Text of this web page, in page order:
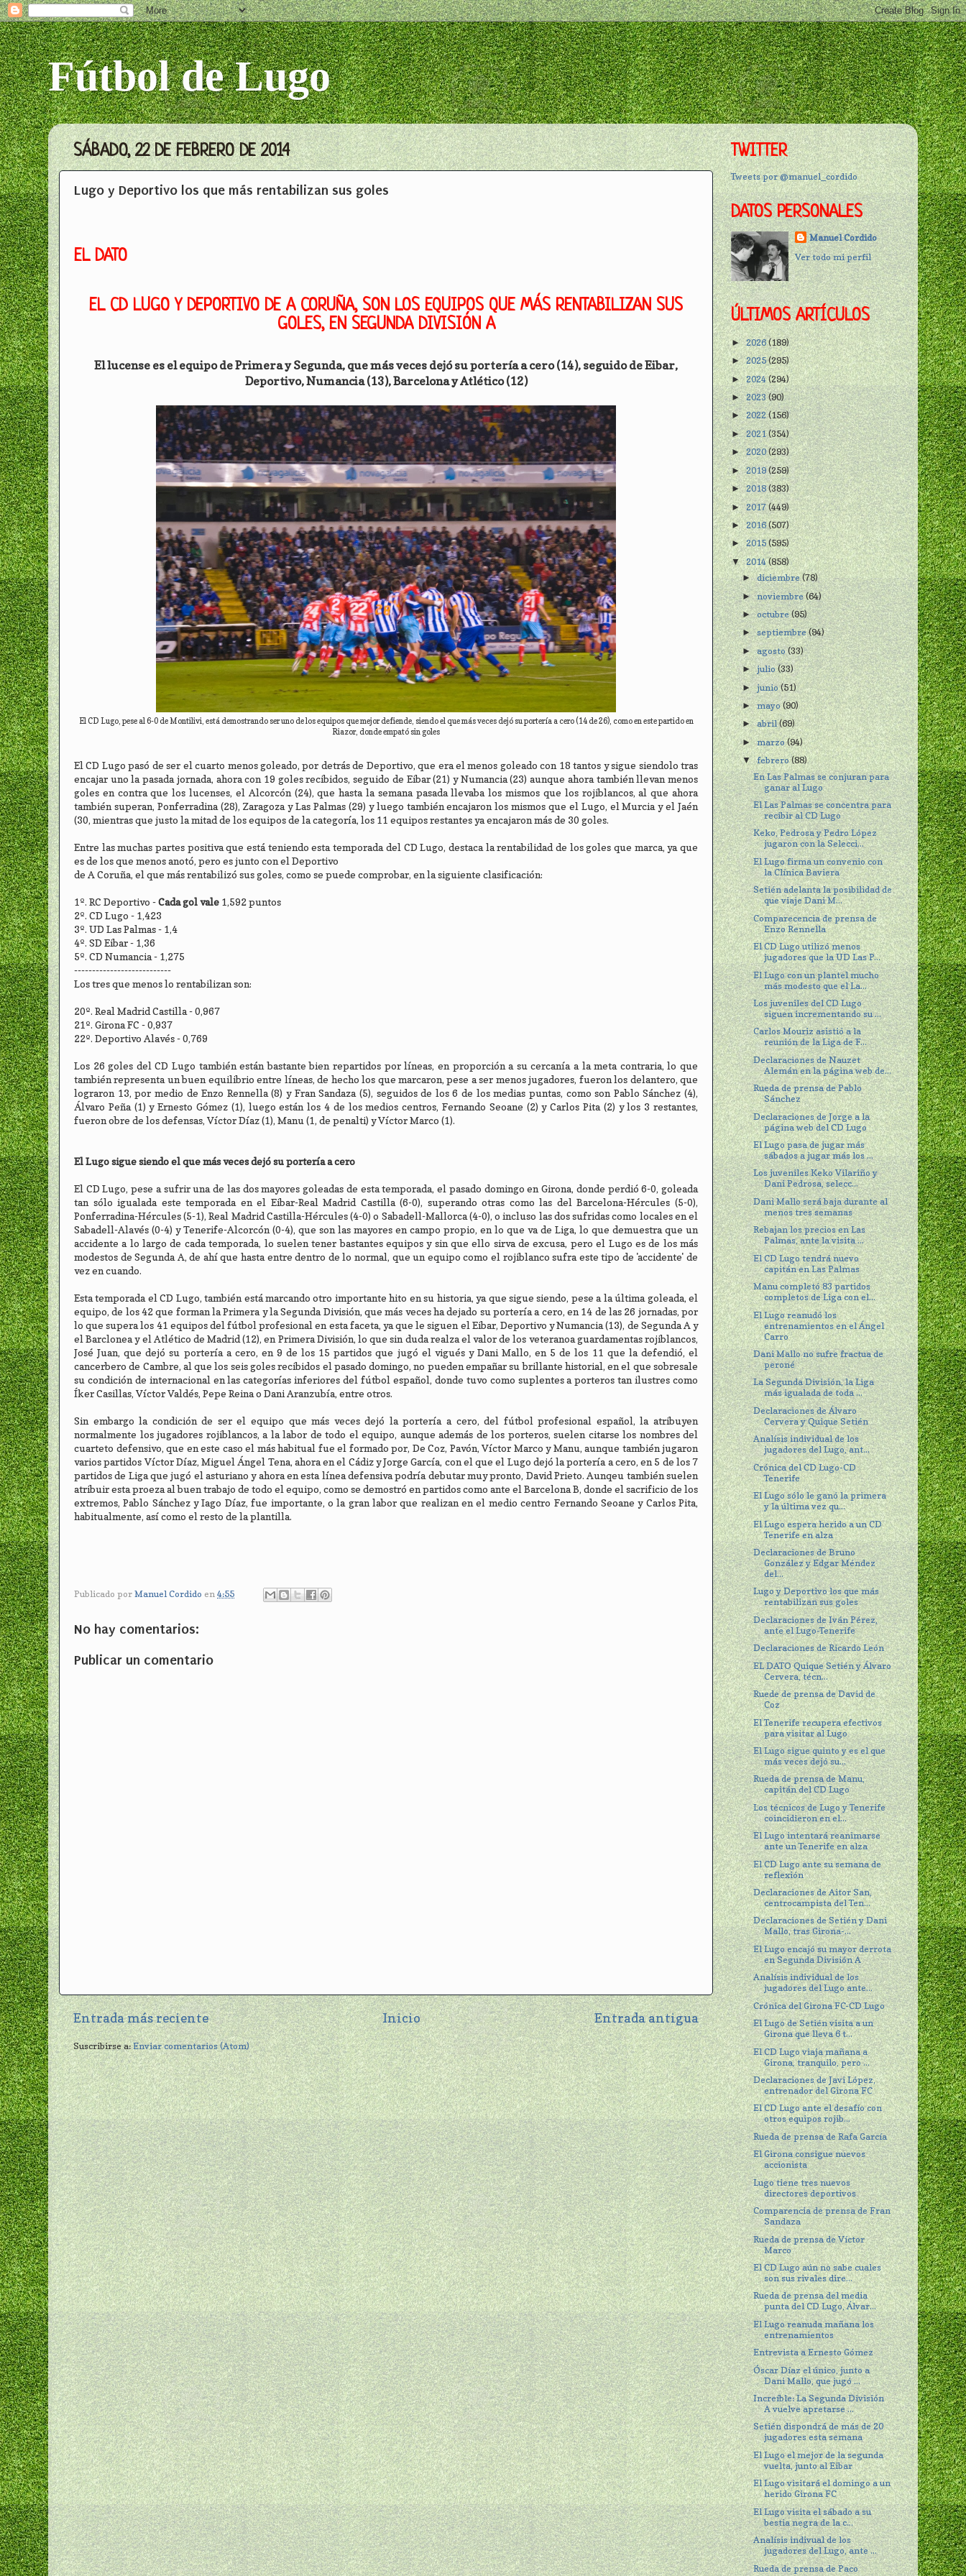
Fútbol de Lugo
SÁBADO, 22 DE FEBRERO DE 2014
Lugo y Deportivo los que más rentabilizan sus goles
EL DATO
EL CD LUGO Y DEPORTIVO DE A CORUÑA, SON LOS EQUIPOS QUE MÁS RENTABILIZAN SUS
GOLES, EN SEGUNDA DIVISIÓN A
El lucense es el equipo de Primera y Segunda, que más veces dejó su portería a cero (14), seguido de Eibar,
Deportivo, Numancia (13), Barcelona y Atlético (12)
El CD Lugo, pese al 6-0 de Montilivi, está demostrando ser uno de los equipos que mejor defiende, siendo el que más veces dejó su portería a cero (14 de 26), como en este partido en
Riazor, donde empató sin goles
El CD Lugo pasó de ser el cuarto menos goleado, por detrás de Deportivo, que era el menos goleado con 18 tantos y sigue siendolo tras
encajar uno la pasada jornada, ahora con 19 goles recibidos, seguido de Eibar (21) y Numancia (23) aunque ahora también llevan menos
goles en contra que los lucenses, el Alcorcón (24), que hasta la semana pasada llevaba los mismos que los rojiblancos, al que ahora
también superan, Ponferradina (28), Zaragoza y Las Palmas (29) y luego también encajaron los mismos que el Lugo, el Murcia y el Jaén
(30, mientras que justo la mitad de los equipos de la categoría, los 11 equipos restantes ya encajaron más de 30 goles.
Entre las muchas partes positiva que está teniendo esta temporada del CD Lugo, destaca la rentabilidad de los goles que marca, ya que
es de los que menos anotó, pero es junto con el Deportivo
de A Coruña, el que más rentabilizó sus goles, como se puede comprobar, en la siguiente clasificación:
1º. RC Deportivo -Cada gol vale 1,592 puntos
2º. CD Lugo - 1,423
3º. UD Las Palmas - 1,4
4º. SD Eibar - 1,36
5º. CD Numancia - 1,275
---------------------------
Los tres que menos lo rentabilizan son:
20º. Real Madrid Castilla - 0,967
21º. Girona FC - 0,937
22º. Deportivo Alavés - 0,769
Los 26 goles del CD Lugo también están bastante bien repartidos por líneas, en proporción a su cercanía a la meta contraria, lo que
también representa un buen equilibrio entre líneas, de hecho los que marcaron, pese a ser menos jugadores, fueron los delantero, que
lograron 13, por medio de Enzo Rennella (8) y Fran Sandaza (5), seguidos de los 6 de los medias puntas, como son Pablo Sánchez (4),
Álvaro Peña (1) y Ernesto Gómez (1), luego están los 4 de los medios centros, Fernando Seoane (2) y Carlos Pita (2) y los 3 restantes,
fueron obre de los defensas, Víctor Díaz (1), Manu (1, de penalti) y Víctor Marco (1).
El Lugo sigue siendo el que más veces dejó su portería a cero
El CD Lugo, pese a sufrir una de las dos mayores goleadas de esta temporada, el pasado domingo en Girona, donde perdió 6-0, goleada
tan sólo igualada este temporada en el Eibar-Real Madrid Castilla (6-0), superando otras como las del Barcelona-Hércules (5-0),
Ponferradina-Hércules (5-1), Real Madrid Castilla-Hércules (4-0) o Sabadell-Mallorca (4-0), o incluso las dos sufridas como locales en el
Sabadell-Alavés (0-4) y Tenerife-Alcorcón (0-4), que son las mayores en campo propio, en lo que va de Liga, lo que demuestra que un
accidente a lo largo de cada temporada, lo suelen tener bastantes equipos y sin que ello sirva de excusa, pero el Lugo es de los más
modestos de Segunda A, de ahí que hasta entre dentro de lo normal, que un equipo como el rojiblanco sufra este tipo de 'accidente' de
vez en cuando.
Esta temporada el CD Lugo, también está marcando otro importante hito en su historia, ya que sigue siendo, pese a la última goleada, el
equipo, de los 42 que forman la Primera y la Segunda División, que más veces ha dejado su portería a cero, en 14 de las 26 jornadas, por
lo que supera los 41 equipos del fútbol profesional en esta faceta, ya que le siguen el Eibar, Deportivo y Numancia (13), de Segunda A y
el Barclonea y el Atlético de Madrid (12), en Primera División, lo que sin duda realza el valor de los veteranoa guardamentas rojiblancos,
José Juan, que dejó su portería a cero, en 9 de los 15 partidos que jugó el vigués y Dani Mallo, en 5 de los 11 que la defendió, el
cancerbero de Cambre, al que los seis goles recibidos el pasado domingo, no pueden empañar su brillante historial, en el que sobresale
su condición de internacional en las categorías inferiores del fútbol español, donde tuvo como suplentes a porteros tan ilustres como
Íker Casillas, Víctor Valdés, Pepe Reina o Dani Aranzubía, entre otros.
Sin embargo la condición de ser el equipo que más veces dejó la portería a cero, del fútbol profesional español, la atribuyen
normalmente los jugadores rojiblancos, a la labor de todo el equipo, aunque además de los porteros, suelen citarse los nombres del
cuarteto defensivo, que en este caso el más habitual fue el formado por, De Coz, Pavón, Víctor Marco y Manu, aunque también jugaron
varios partidos Víctor Díaz, Miguel Ángel Tena, ahora en el Cádiz y Jorge García, con el que el Lugo dejó la portería a cero, en 5 de los 7
partidos de Liga que jugó el asturiano y ahora en esta línea defensiva podría debutar muy pronto, David Prieto. Aunqeu también suelen
atribuir esta proeza al buen trabajo de todo el equipo, como se demostró en partidos como ante el Barcelona B, donde el sacrificio de los
extremos, Pablo Sánchez y Iago Díaz, fue importante, o la gran labor que realizan en el medio centro Fernando Seoane y Carlos Pita,
habitualmente, así como el resto de la plantilla.
Publicado por Manuel Cordido en 4:55
No hay comentarios:
Publicar un comentario
Entrada más reciente Entrada antigua
Inicio
Suscribirse a:Enviar comentarios (Atom)
TWITTER
Tweets por @manuel_cordido
DATOS PERSONALES
Manuel Cordido
Ver todo mi perfil
ÚLTIMOS ARTÍCULOS
►2026(189)
►2025(295)
►2024(294)
►2023(90)
►2022(156)
►2021(354)
►2020(293)
►2019(259)
►2018(383)
►2017(449)
►2016(507)
►2015(595)
▼2014(858)
►diciembre(78)
►noviembre(64)
►octubre(95)
►septiembre(94)
►agosto(33)
►julio(33)
►junio(51)
►mayo(90)
►abril(69)
►marzo(94)
▼febrero(88)
En Las Palmas se conjuran para
ganar al Lugo
El Las Palmas se concentra para
recibir al CD Lugo
Keko, Pedrosa y Pedro López
jugaron con la Selecci...
El Lugo firma un convenio con
la Clínica Baviera
Setién adelanta la posibilidad de
que viaje Dani M...
Comparecencia de prensa de
Enzo Rennella
El CD Lugo utilizó menos
jugadores que la UD Las P...
El Lugo con un plantel mucho
más modesto que el La...
Los juveniles del CD Lugo
siguen incrementando su ...
Carlos Mouriz asistió a la
reunión de la Liga de F...
Declaraciones de Nauzet
Alemán en la página web de...
Rueda de prensa de Pablo
Sánchez
Declaraciones de Jorge a la
página web del CD Lugo
El Lugo pasa de jugar más
sábados a jugar más los ...
Los juveniles Keko Vilariño y
Dani Pedrosa, selecc...
Dani Mallo será baja durante al
menos tres semanas
Rebajan los precios en Las
Palmas, ante la visita ...
El CD Lugo tendrá nuevo
capitán en Las Palmas
Manu completó 83 partidos
completos de Liga con el...
El Lugo reanudó los
entrenamientos en el Ángel
Carro
Dani Mallo no sufre fractua de
peroné
La Segunda División, la Liga
más igualada de toda ...
Declaraciones de Álvaro
Cervera y Quique Setién
Analísis individual de los
jugadores del Lugo, ant...
Crónica del CD Lugo-CD
Tenerife
El Lugo sólo le ganó la primera
y la última vez qu...
El Lugo espera herido a un CD
Tenerife en alza
Declaraciones de Bruno
González y Edgar Méndez
del...
Lugo y Deportivo los que más
rentabilizan sus goles
Declaraciones de Iván Pérez,
ante el Lugo-Tenerife
Declaraciones de Ricardo León
EL DATO Quique Setién y Álvaro
Cervera, técn...
Ruede de prensa de David de
Coz
El Tenerife recupera efectivos
para visitar al Lugo
El Lugo sigue quinto y es el que
más veces dejó su...
Rueda de prensa de Manu,
capitán del CD Lugo
Los técnicos de Lugo y Tenerife
coincidieron en el...
El Lugo intentará reanimarse
ante un Tenerife en alza
El CD Lugo ante su semana de
reflexión
Declaraciones de Aitor San,
centrocampista del Ten...
Declaraciones de Setién y Dani
Mallo, tras Girona-...
El Lugo encajó su mayor derrota
en Segunda División A
Analísis individual de los
jugadores del Lugo ante...
Crónica del Girona FC-CD Lugo
El Lugo de Setién visita a un
Girona que lleva 6 t...
El CD Lugo viaja mañana a
Girona, tranquilo, pero ...
Declaraciones de Javi López,
entrenador del Girona FC
El CD Lugo ante el desafío con
otros equipos rojib...
Rueda de prensa de Rafa García
El Girona consigue nuevos
accionista
Lugo tiene tres nuevos
directores deportivos
Comparencia de prensa de Fran
Sandaza
Rueda de prensa de Víctor
Marco
El CD Lugo aún no sabe cuales
son sus rivales dire...
Rueda de prensa del media
punta del CD Lugo, Álvar...
El Lugo reanuda mañana los
entrenamientos
Entrevista a Ernesto Gómez
Óscar Díaz el único, junto a
Dani Mallo, que jugó ...
Increíble: La Segunda División
A vuelve apretarse ...
Setién dispondrá de más de 20
jugadores esta semana
El Lugo el mejor de la segunda
vuelta, junto al Eibar
El Lugo visitará el domingo a un
herido Girona FC
El Lugo visita el sábado a su
bestia negra de la c...
Analísis indivual de los
jugadores del Lugo, ante ...
Rueda de prensa de Paco